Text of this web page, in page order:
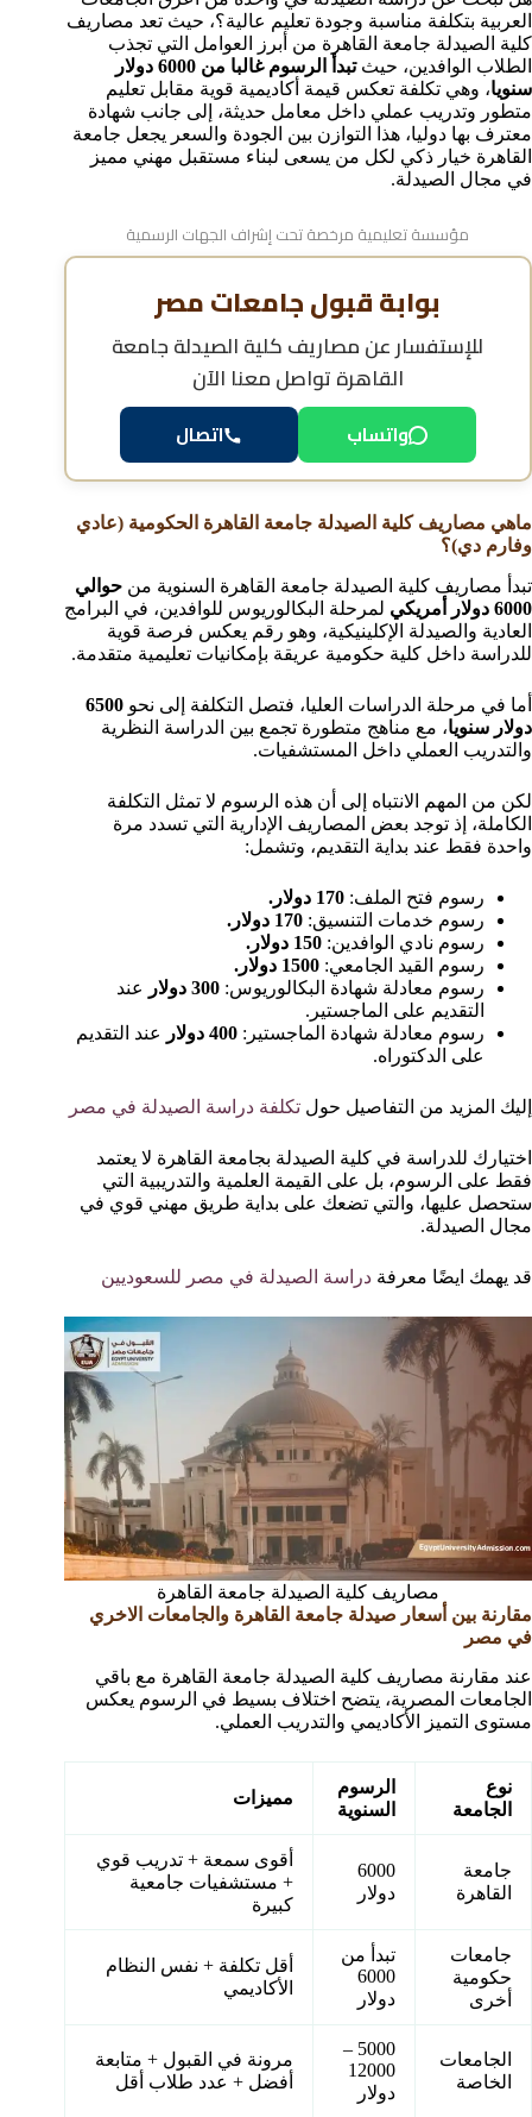
تخصصات ومجالات الدراسة في كلية الصيدلة بجامعة القاهرة
شروط ومعايير القبول في كلية الصيدلة جامعة القاهرة
للوافدين
المستندات المطلوبة للالتحاق بصيدلة جامعة القاهرة
هل تكلفة دراسة الصيدلة في جامعة القاهرة مناسبة
للطلاب الوافدين؟
مستقبل خريجي صيدلة جامعة القاهرة في سوق العمل
الإقليمي والدولي
مزايا الحصول على شهادة الصيدلة من جامعة القاهرة
(الاعتماد الدولي)
كيفية التقديم في كلية الصيدلة جامعة القاهرة الحكومية
للوافدين
الأسئلة الشائعة حول مصاريف كلية الصيدلة جامعة
القاهرة الحكومية
العربية بتكلفة مناسبة وجودة تعليم عالية؟، حيث تعد مصاريف
كلية الصيدلة جامعة القاهرة من أبرز العوامل التي تجذب
الطلاب الوافدين، حيث
تبدأ الرسوم غالبا من 6000 دولار
سنويا، وهي تكلفة تعكس قيمة أكاديمية قوية مقابل تعليم
متطور وتدريب عملي داخل معامل حديثة، إلى جانب شهادة
معترف بها دوليا، هذا التوازن بين الجودة والسعر يجعل جامعة
القاهرة خيار ذكي لكل من يسعى لبناء مستقبل مهني مميز
في مجال الصيدلة.
مؤسسة تعليمية مرخصة تحت إشراف الجهات الرسمية
بوابة قبول جامعات مصر
للإستفسار عنمصاريف كلية الصيدلة جامعة
القاهرةتواصل معنا الآن
واتساب اتصال
ماهي مصاريف كلية الصيدلة جامعة القاهرة الحكومية (عادي
وفارم دي)؟
تبدأ مصاريف كلية الصيدلة جامعة القاهرة السنوية من حوالي
6000 دولار أمريكي
لمرحلة البكالوريوس للوافدين، في البرامج
العادية والصيدلة الإكلينيكية، وهو رقم يعكس فرصة قوية
للدراسة داخل كلية حكومية عريقة بإمكانيات تعليمية متقدمة.
أما في مرحلة الدراسات العليا، فتصل التكلفة إلى نحو 6500
دولار سنويا، مع مناهج متطورة تجمع بين الدراسة النظرية
والتدريب العملي داخل المستشفيات.
لكن من المهم الانتباه إلى أن هذه الرسوم لا تمثل التكلفة
الكاملة، إذ توجد بعض المصاريف الإدارية التي تسدد مرة
واحدة فقط عند بداية التقديم، وتشمل:
رسوم فتح الملف: 170 دولار.
رسوم خدمات التنسيق: 170 دولار.
رسوم نادي الوافدين: 150 دولار.
رسوم القيد الجامعي: 1500 دولار.
رسوم معادلة شهادة البكالوريوس: 300 دولار
عند
التقديم على الماجستير.
رسوم معادلة شهادة الماجستير: 400 دولار
عند التقديم
على الدكتوراه.
إليك المزيد من التفاصيل حول تكلفة دراسة الصيدلة في مصر
اختيارك للدراسة في كلية الصيدلة بجامعة القاهرة لا يعتمد
فقط على الرسوم، بل على القيمة العلمية والتدريبية التي
ستحصل عليها، والتي تضعك على بداية طريق مهني قوي في
مجال الصيدلة.
قد يهمك ايضًا معرفة دراسة الصيدلة في مصر للسعوديين
مصاريف كلية الصيدلة جامعة القاهرة
مقارنة بين أسعار صيدلة جامعة القاهرة والجامعات الاخري
في مصر
عند مقارنة مصاريف كلية الصيدلة جامعة القاهرة مع باقي
الجامعات المصرية، يتضح اختلاف بسيط في الرسوم يعكس
مستوى التميز الأكاديمي والتدريب العملي.
نوع
الجامعة
الرسوم
السنوية
مميزات
جامعة
القاهرة
6000
دولار
أقوى سمعة + تدريب قوي
+ مستشفيات جامعية
كبيرة
جامعات
حكومية
أخرى
تبدأ من
6000
دولار
أقل تكلفة + نفس النظام
الأكاديمي
الجامعات
الخاصة
5000 –
12000
دولار
مرونة في القبول + متابعة
أفضل + عدد طلاب أقل